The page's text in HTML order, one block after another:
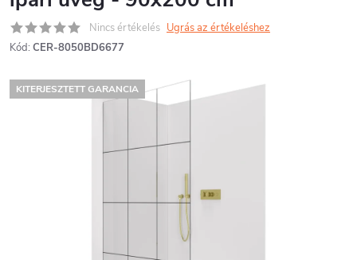
Nincs értékelés Ugrás az értékeléshez
Kód: CER-8050BD6677
KITERJESZTETT GARANCIA